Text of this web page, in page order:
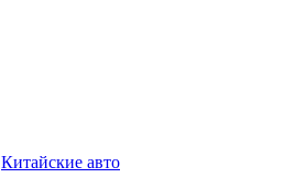
Китайские авто